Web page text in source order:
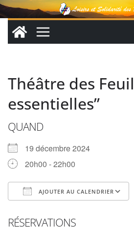
Passer
au
contenu
Théâtre des
essentielles”
QUAND
19 décembre 2024
20h00 - 22h00
AJOUTER AU CALENDRIER
RÉSERVATIONS